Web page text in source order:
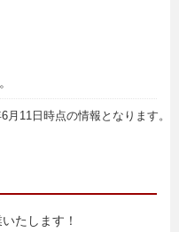
月11日時点の情報となります。
たします！